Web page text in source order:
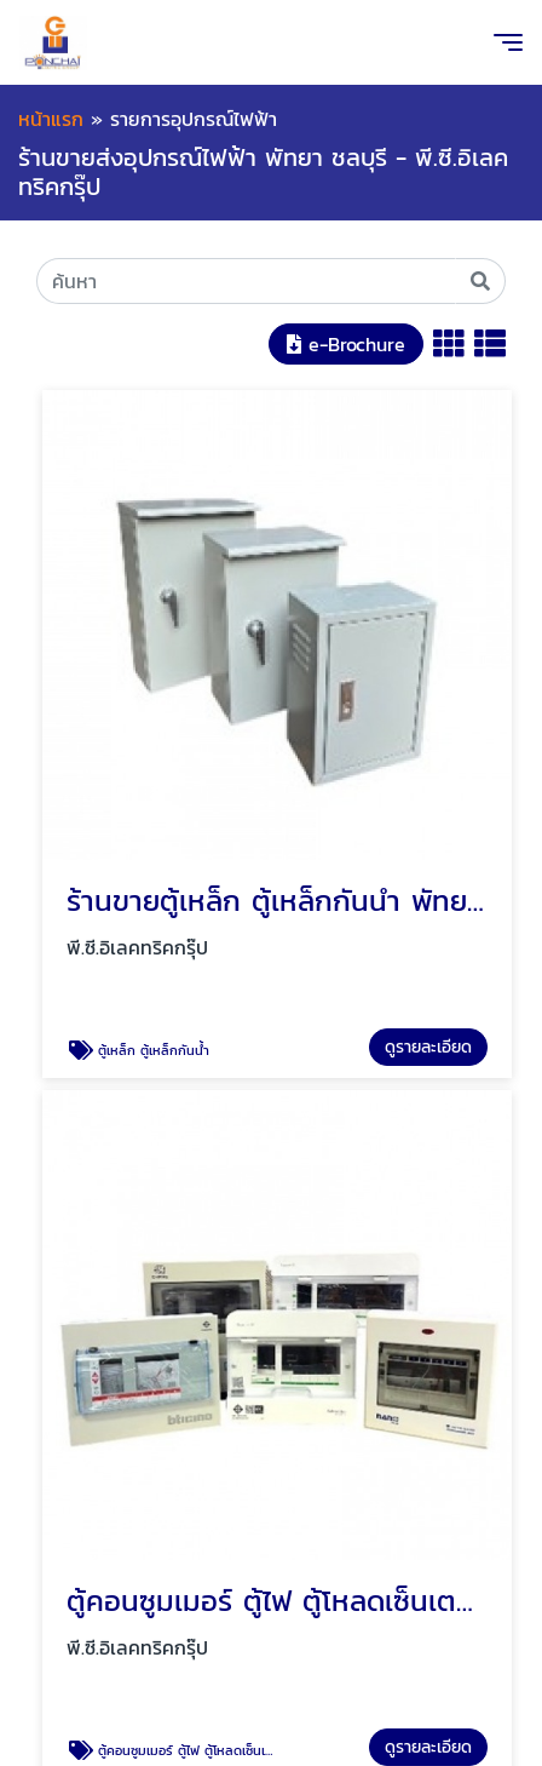
หน้าแรก » รายการอุปกรณ์ไฟฟ้า
ร้านขายส่งอุปกรณ์ไฟฟ้า พัทยา ชลบุรี - พี.ซี.อิเลค
ทริคกรุ๊ป
e-Brochure
ร้านขายตู้เหล็ก ตู้เหล็กกันน้ำ พัทยา ชลบุรี
พี.ซี.อิเลคทริคกรุ๊ป
ตู้เหล็ก ตู้เหล็กกันน้ำ ดูรายละเอียด
ตู้คอนซูมเมอร์ ตู้ไฟ ตู้โหลดเซ็นเตอร์ พัทยา ชลบุรี
พี.ซี.อิเลคทริคกรุ๊ป
ตู้คอนซูมเมอร์ ตู้ไฟ ตู้โหลดเซ็นเตอร์ พัทยา ชลบุรี ดูรายละเอียด